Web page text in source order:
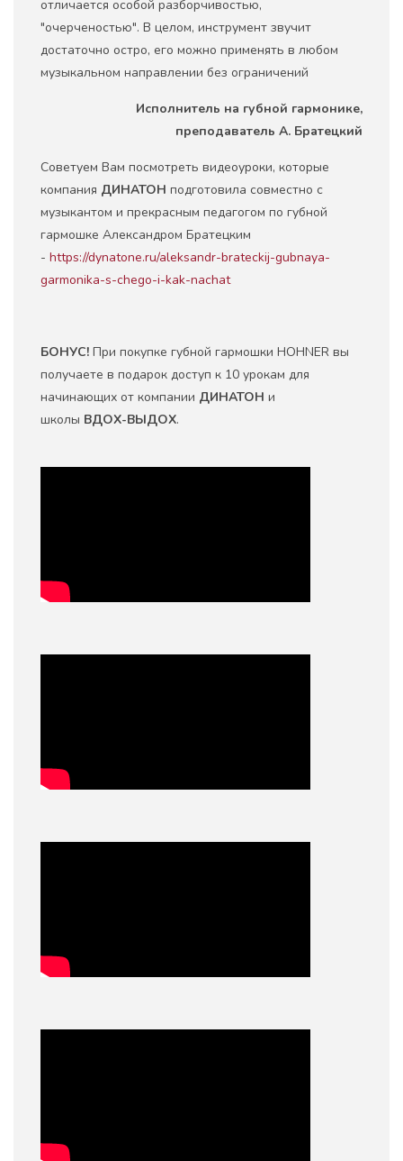
отличается особой разборчивостью,
"очерченостью". В целом, инструмент звучит
достаточно остро, его можно применять в любом
музыкальном направлении без ограничений
Исполнитель на губной гармонике,
преподаватель А. Братецкий
Советуем Вам посмотреть видеоуроки, которые
компания ДИНАТОН подготовила совместно с
музыкантом и прекрасным педагогом по губной
гармошке Александром Братецким
- https://dynatone.ru/aleksandr-brateckij-gubnaya-
garmonika-s-chego-i-kak-nachat
БОНУС! При покупке губной гармошки HOHNER вы
получаете в подарок доступ к 10 урокам для
начинающих от компании ДИНАТОН и
школы ВДОХ-ВЫДОХ.